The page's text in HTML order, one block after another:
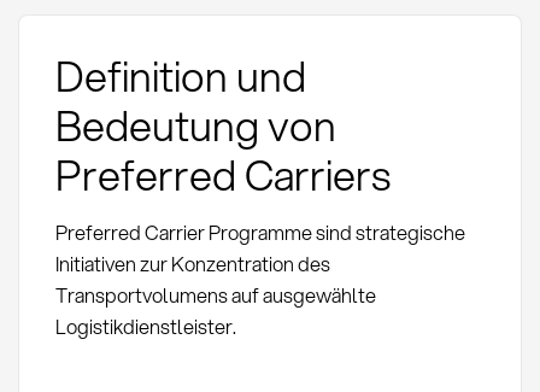
Definition und
Bedeutung von
Preferred Carriers
Preferred Carrier Programme sind strategische
Initiativen zur Konzentration des
Transportvolumens auf ausgewählte
Logistikdienstleister.